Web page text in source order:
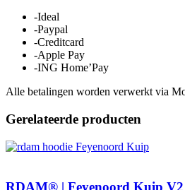
-Ideal
-Paypal
-Creditcard
-Apple Pay
-ING Home’Pay
Alle betalingen worden verwerkt via
Gerelateerde producten
RDAM® | Feyenoord Kuip